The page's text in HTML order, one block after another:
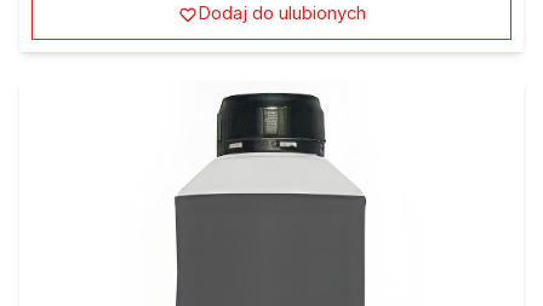
Dodaj do ulubionych